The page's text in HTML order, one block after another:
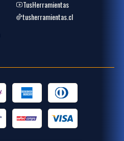
TusHerramientas
tusherramientas.cl